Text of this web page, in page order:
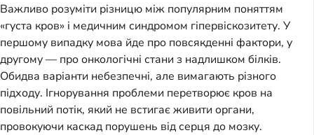
Важливо розуміти різницю між популярним поняттям
«густа кров» і медичним синдромом гіпервіскозитету. У
першому випадку мова йде про повсякденні фактори, у
другому — про онкологічні стани з надлишком білків.
Обидва варіанти небезпечні, але вимагають різного
підходу. Ігнорування проблеми перетворює кров на
повільний потік, який не встигає живити органи,
провокуючи каскад порушень від серця до мозку.